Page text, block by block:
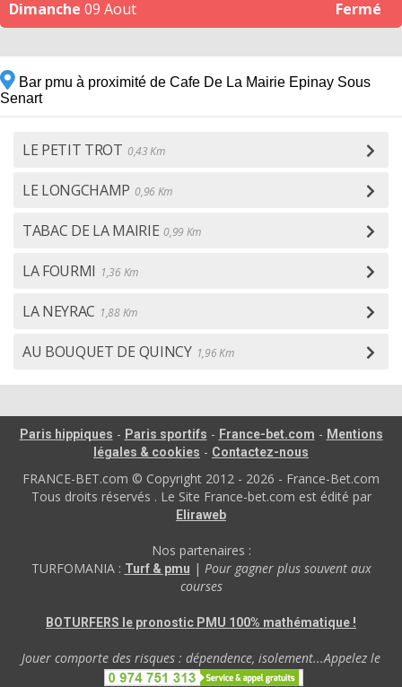
Dimanche 09 Aout Fermé
Bar pmu à proximité de Cafe De La Mairie Epinay Sous
Senart
LE PETIT TROT 0,43 Km
LE LONGCHAMP 0,96 Km
TABAC DE LA MAIRIE 0,99 Km
LA FOURMI 1,36 Km
LA NEYRAC 1,88 Km
AU BOUQUET DE QUINCY 1,96 Km
Paris hippiques - Paris sportifs - France-bet.com - Mentions
légales & cookies - Contactez-nous
FRANCE-BET.com © Copyright 2012 - 2026 - France-Bet.com
Tous droits réservés . Le Site France-bet.com est édité par
Eliraweb
Nos partenaires :
TURFOMANIA : Turf & pmu | Pour gagner plus souvent aux
courses
BOTURFERS le pronostic PMU 100% mathématique !
Jouer comporte des risques : dépendence, isolement...Appelez le